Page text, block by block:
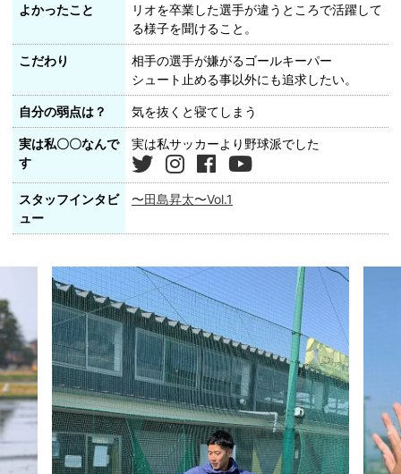
よかったこと
リオを卒業した選手が違うところで活躍して
る様子を聞けること。
こだわり
相手の選手が嫌がるゴールキーパー
シュート止める事以外にも追求したい。
自分の弱点は？ 気を抜くと寝てしまう
実は私〇〇なんで
す
実は私サッカーより野球派でした
スタッフインタビ
ュー
〜田島昇太〜Vol.1